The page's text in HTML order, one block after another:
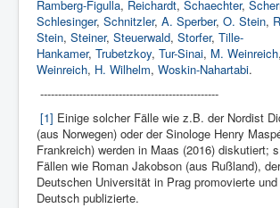
Ramberg-Figulla, Reichardt, Schaechter,
Schlesinger, Schnitzler, A. Sperber, O. Stein,
Stein, Steiner, Steuerwald, Storfer, Tille-
Hankamer, Trubetzkoy, Tur-Sinai, M. Weinreich,
Weinreich, H. Wilhelm, Woskin-Nahartabi.
--------------------------------------------------
[1] Einige solcher Fälle wie z.B. der Nordist
(aus Norwegen) oder der Sinologe Henry
Frankreich) werden in Maas (2016) diskutiert;
Fällen wie Roman Jakobson (aus Rußland),
Deutschen Universität in Prag promovierte
Deutsch publizierte.